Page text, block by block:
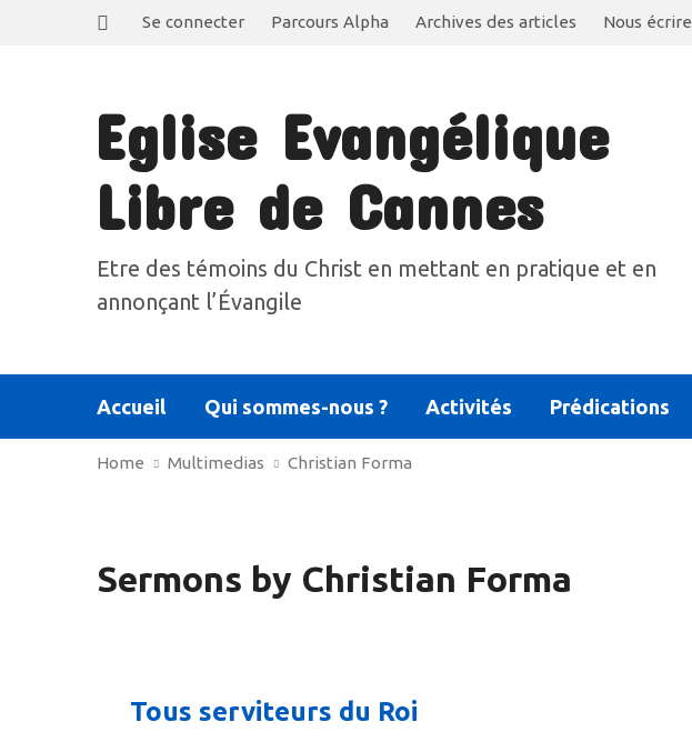
Se connecter Parcours Alpha Archives des articles Nous écrire
Eglise Evangélique
Libre de Cannes
Etre des témoins du Christ en mettant en pratique et en
annonçant l’Évangile
Accueil Qui sommes-nous ? Activités Prédications
Home Multimedias Christian Forma
Sermons by Christian Forma
Tous serviteurs du Roi